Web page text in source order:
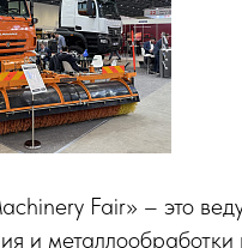
Fair» – это
и